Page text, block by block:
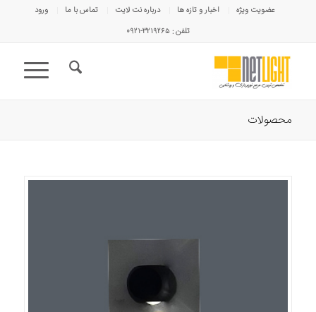
عضویت ویژه اخبار و تازه ها درباره نت لایت تماس با ما
ورود
تلفن : ۳۲۱۹۲۶۵-۰۹۲۱
محصولات